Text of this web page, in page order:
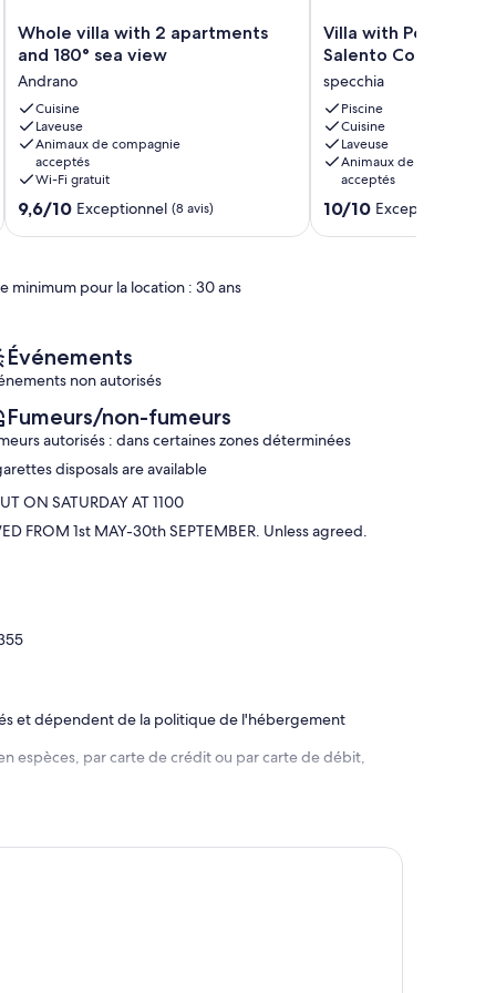
Whole
villa
2
apartments
and
180°
sea
view
Andrano
Whole villa with 2 apartments
and 180° sea view
Andrano
Cuisine
Laveuse
Animaux de compagnie
acceptés
Wi-Fi gratuit
9.6
(8 avis)
9,6/10 Exceptionnel (8 avis)
Villa
with
in
the
Picturesque
Salento
Countryside
specchia
Villa with Pool in
Salento Countryside
specchia
Piscine
Cuisine
Laveuse
Animaux de compagnie
acceptés
10.0
10/10 Exceptionnel
minimum pour la location : 30 ans
Événements
non autorisés
Fumeurs/non-fumeurs
autorisés : dans certaines zones déterminées
disposals are available
ON SATURDAY AT 1100
FROM 1st MAY-30th SEPTEMBER. Unless agreed.
et dépendent de la politique de l'hébergement
espèces, par carte de crédit ou par carte de débit,